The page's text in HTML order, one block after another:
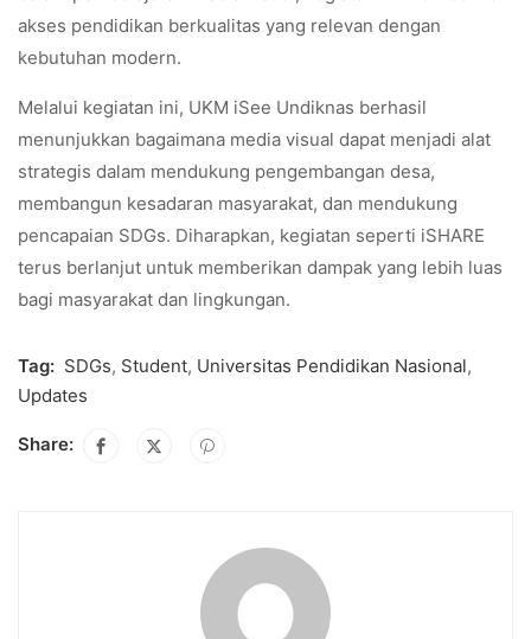
akses pendidikan berkualitas yang relevan dengan
kebutuhan modern.
Melalui kegiatan ini, UKM iSee Undiknas berhasil
menunjukkan bagaimana media visual dapat menjadi alat
strategis dalam mendukung pengembangan desa,
membangun kesadaran masyarakat, dan mendukung
pencapaian SDGs. Diharapkan, kegiatan seperti iSHARE
terus berlanjut untuk memberikan dampak yang lebih luas
bagi masyarakat dan lingkungan.
Tag: SDGs, Student, Universitas Pendidikan Nasional,
Updates
Share: